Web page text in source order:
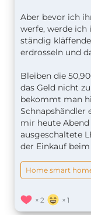
Aber bevor ich
werfe, werde ich
ständig
erdrosseln und
Bleiben die
das Geld nicht
bekommt man
Schnapshändler
mir heute
ausgeschaltete
der Einkauf
Home smart
2 1